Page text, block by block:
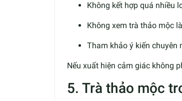
Không kết hợp quá nhiều
Không xem trà thảo mộc
Tham khảo ý kiến chuyên
Nếu xuất hiện cảm giác không
5. Trà thảo mộc